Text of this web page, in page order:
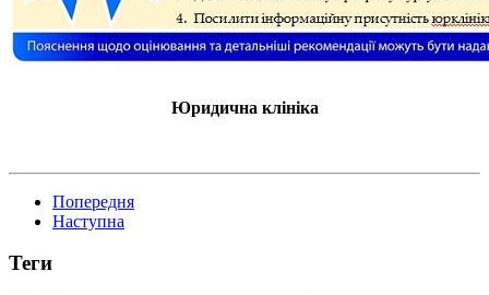
Юридична клініка
Попередня
Наступна
Теги